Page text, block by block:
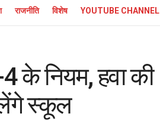
राजनीति विशेष YOUTUBE CHANNEL
के नियम, हवा की
स्कूल